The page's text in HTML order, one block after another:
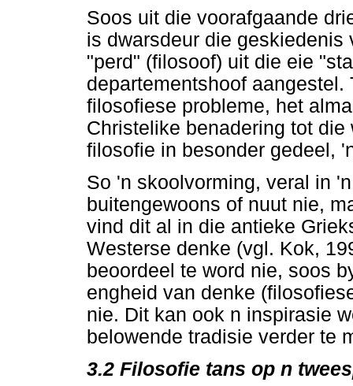
Soos uit die voorafgaande
is dwarsdeur die
"perd" (filosoof) uit die eie
departementshoof
filosofiese probleme, het
Christelike benadering tot
filosofie in besonder gedeel,
So 'n skoolvorming, veral in
buitengewoons of nuut nie,
vind dit al in die antieke
Westerse denke (vgl. Kok,
beoordeel te word nie, soos
engheid van denke
nie. Dit kan ook n inspirasie
belowende tradisie verder te
3.2 Filosofie tans op n